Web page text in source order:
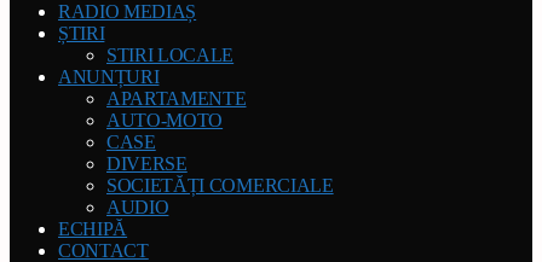
RADIO MEDIAȘ
ȘTIRI
STIRI LOCALE
ANUNȚURI
APARTAMENTE
AUTO-MOTO
CASE
DIVERSE
SOCIETĂȚI COMERCIALE
AUDIO
ECHIPĂ
CONTACT